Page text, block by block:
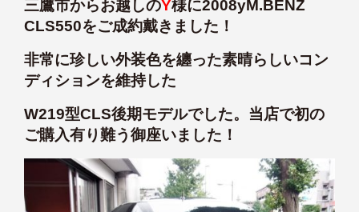
三鷹市からお越しのY様に2008yM.BENZ
CLS550をご成約戴きました！
非常に珍しい外装色を纏った素晴らしいコン
ディションを維持した
W219型CLS後期モデルでした。当店で初の
ご購入有り難う御座いました！